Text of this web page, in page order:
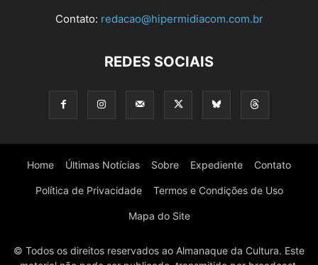
Contato: redacao@hipermidiacom.com.br
REDES SOCIAIS
Home Últimas Notícias Sobre Expediente Contato
Política de Privacidade Termos e Condições de Uso
Mapa do Site
© Todos os direitos reservados ao Almanaque da Cultura. Este